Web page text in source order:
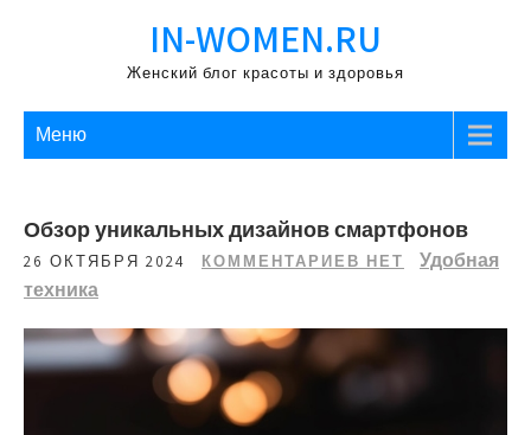
IN-WOMEN.RU
Женский блог красоты и здоровья
Меню
Обзор уникальных дизайнов смартфонов
26 ОКТЯБРЯ 2024 КОММЕНТАРИЕВ НЕТ
Удобная
техника